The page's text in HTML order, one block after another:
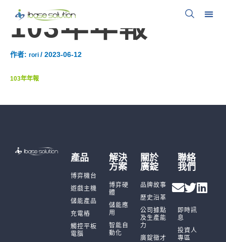
103年年報
作者: rori / 2023-06-12
103年年報
產品
博弈機台
遊戲主機
儲能產品
充電樁
觸控平板
電腦
解決
方案
博弈硬
體
儲能應
用
智能自
動化
關於
廣錠
品牌故事
歷史沿革
公司據點
及生產能
力
廣錠徵才
聯絡
我們
即時訊
息
投資人
專區